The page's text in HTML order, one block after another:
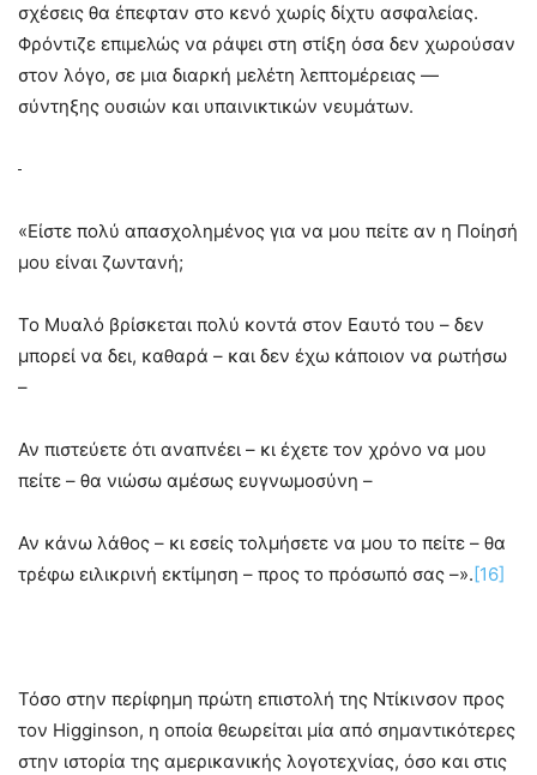
σχέσεις θα έπεφταν στο κενό χωρίς δίχτυ ασφαλείας.
Φρόντιζε επιμελώς να ράψει στη στίξη όσα δεν χωρούσαν
στον λόγο, σε μια διαρκή μελέτη λεπτομέρειας —
σύντηξης ουσιών και υπαινικτικών νευμάτων.
«Είστε πολύ απασχολημένος για να μου πείτε αν η Ποίησή
μου είναι ζωντανή;
Το Μυαλό βρίσκεται πολύ κοντά στον Εαυτό του – δεν
μπορεί να δει, καθαρά – και δεν έχω κάποιον να ρωτήσω
–
Αν πιστεύετε ότι αναπνέει – κι έχετε τον χρόνο να μου
πείτε – θα νιώσω αμέσως ευγνωμοσύνη –
Αν κάνω λάθος – κι εσείς τολμήσετε να μου το πείτε – θα
τρέφω ειλικρινή εκτίμηση – προς το πρόσωπό σας –». [16]
Τόσο στην περίφημη πρώτη επιστολή της Ντίκινσον προς
τον Higginson, η οποία θεωρείται μία από σημαντικότερες
στην ιστορία της αμερικανικής λογοτεχνίας, όσο και στις